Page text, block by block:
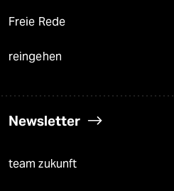
Freie Rede
reingehen
Newsletter
team zukunft